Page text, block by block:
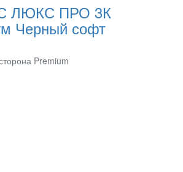
ЛЮКС ПРО 3К
Черный софт
Premium